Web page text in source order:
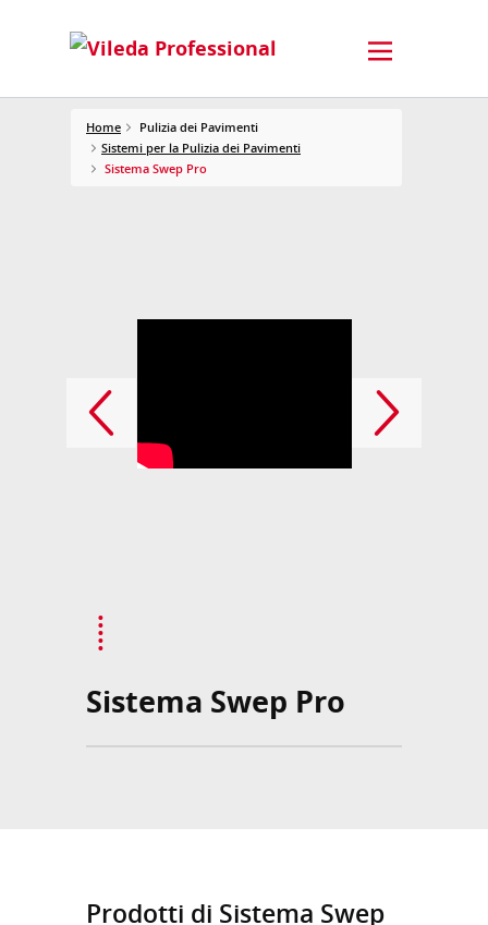
Home
Pulizia dei Pavimenti
Sistemi per la Pulizia dei Pavimenti
Sistema Swep Pro
Sistema Swep Pro
Prodotti di Sistema Swep